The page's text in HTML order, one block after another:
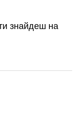
ти знайдеш на